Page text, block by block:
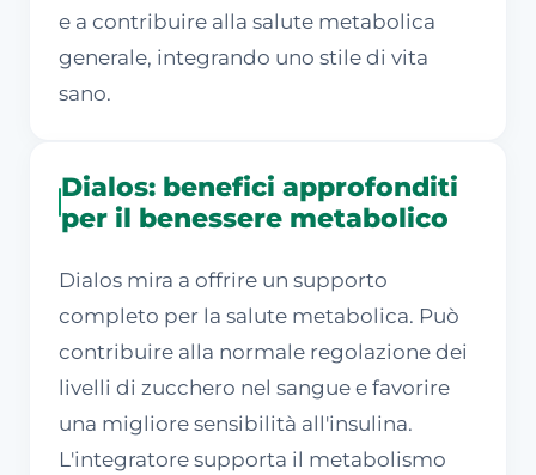
e a contribuire alla salute metabolica
generale, integrando uno stile di vita
sano.
Dialos: benefici approfonditi
per il benessere metabolico
Dialos mira a offrire un supporto
completo per la salute metabolica. Può
contribuire alla normale regolazione dei
livelli di zucchero nel sangue e favorire
una migliore sensibilità all'insulina.
L'integratore supporta il metabolismo